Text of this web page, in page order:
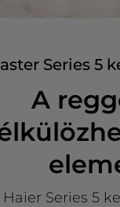
Series 5
A
Haier Series 5